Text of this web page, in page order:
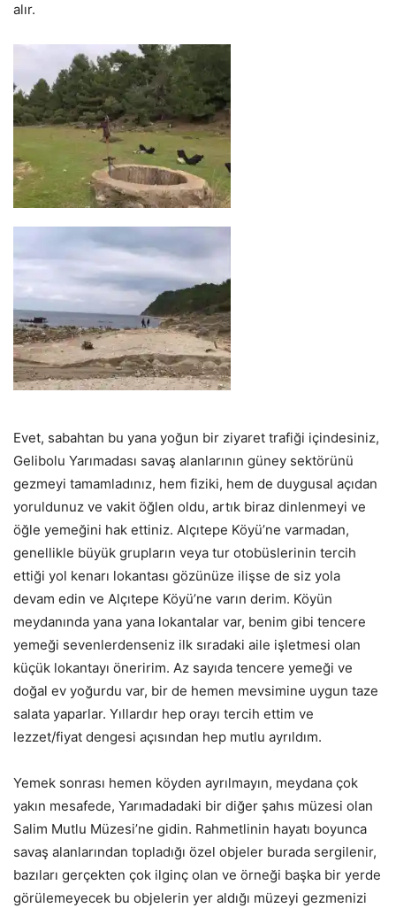
alır.
Evet, sabahtan bu yana yoğun bir ziyaret trafiği içindesiniz,
Gelibolu Yarımadası savaş alanlarının güney sektörünü
gezmeyi tamamladınız, hem fiziki, hem de duygusal açıdan
yoruldunuz ve vakit öğlen oldu, artık biraz dinlenmeyi ve
öğle yemeğini hak ettiniz. Alçıtepe Köyü’ne varmadan,
genellikle büyük grupların veya tur otobüslerinin tercih
ettiği yol kenarı lokantası gözünüze ilişse de siz yola
devam edin ve Alçıtepe Köyü’ne varın derim. Köyün
meydanında yana yana lokantalar var, benim gibi tencere
yemeği sevenlerdenseniz ilk sıradaki aile işletmesi olan
küçük lokantayı öneririm. Az sayıda tencere yemeği ve
doğal ev yoğurdu var, bir de hemen mevsimine uygun taze
salata yaparlar. Yıllardır hep orayı tercih ettim ve
lezzet/fiyat dengesi açısından hep mutlu ayrıldım.
Yemek sonrası hemen köyden ayrılmayın, meydana çok
yakın mesafede, Yarımadadaki bir diğer şahıs müzesi olan
Salim Mutlu Müzesi’ne gidin. Rahmetlinin hayatı boyunca
savaş alanlarından topladığı özel objeler burada sergilenir,
bazıları gerçekten çok ilginç olan ve örneği başka bir yerde
görülemeyecek bu objelerin yer aldığı müzeyi gezmenizi